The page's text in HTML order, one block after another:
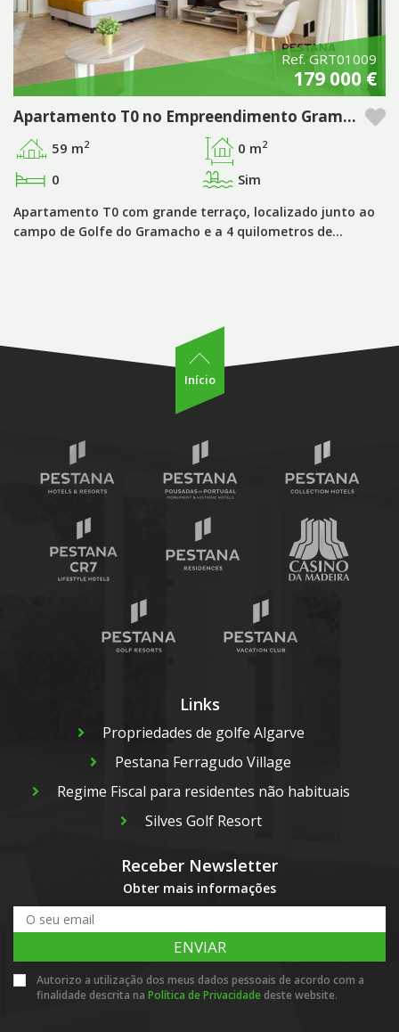
Ref. GRT01009
179 000 €
Apartamento T0 no Empreendimento Gramacho Residences – Algarve
59 m2 0 m2
0 Sim
Apartamento T0 com grande terraço, localizado junto ao
campo de Golfe do Gramacho e a 4 quilometros de…
Início
Links
Propriedades de golfe Algarve
Pestana Ferragudo Village
Regime Fiscal para residentes não habituais
Silves Golf Resort
Receber Newsletter
Obter mais informações
ENVIAR
Autorizo a utilização dos meus dados pessoais de acordo com a
finalidade descrita na Política de Privacidade deste website.